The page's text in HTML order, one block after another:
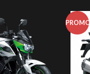
PROMO